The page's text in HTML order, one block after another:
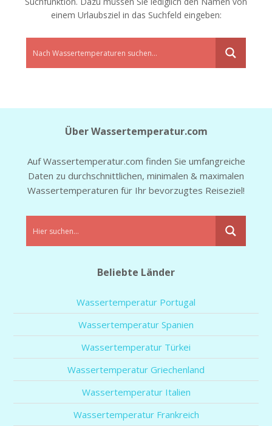
einem Urlaubsziel in das Suchfeld eingeben:
Über Wassertemperatur.com
Auf Wassertemperatur.com finden Sie umfangreiche
Daten zu durchschnittlichen, minimalen & maximalen
Wassertemperaturen für Ihr bevorzugtes Reiseziel!
Beliebte Länder
Wassertemperatur Portugal
Wassertemperatur Spanien
Wassertemperatur Türkei
Wassertemperatur Griechenland
Wassertemperatur Italien
Wassertemperatur Frankreich